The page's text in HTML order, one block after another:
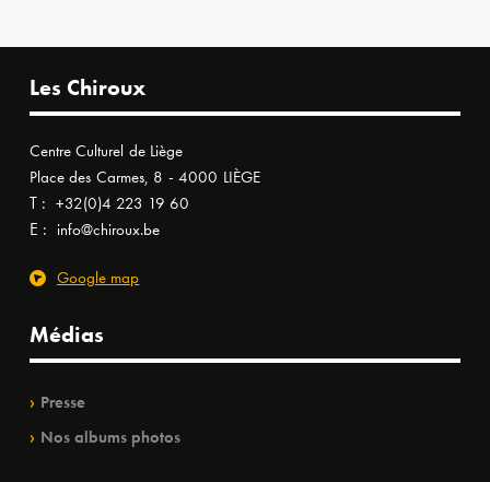
Les Chiroux
Centre Culturel de Liège
Place des Carmes, 8 - 4000 LIÈGE
T : +32(0)4 223 19 60
E : info@chiroux.be
Google map
Médias
Presse
Nos albums photos